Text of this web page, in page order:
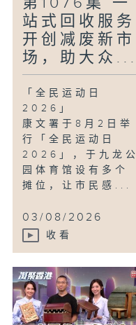
站式回收服务
开创减废新市
场，助大众...
「全民运动日
2026」
康文署于8月2日举
行「全民运动日
2026」，于九龙公
园体育馆设有多个
摊位，让市民感...
03/08/2026
收看